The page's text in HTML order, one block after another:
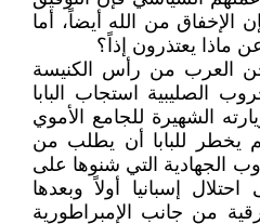
الإخفاق من الله أيضاً، أما
ماذا يعتذرون إذاً؟
العرب من رأس الكنيسة
الصليبية استجاب البابا
الشهيرة للجامع الأموي
يخطر للبابا أن يطلب من
الجهادية التي شنوها على
إسبانيا أولاً وبعدها
من جانب الإمبراطورية